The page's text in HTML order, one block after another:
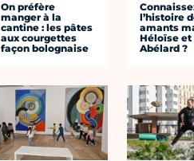
On préfère
manger à la
cantine : les pâtes
aux courgettes
façon bolognaise
l’histoire
amants
Héloïse et
Abélard ?